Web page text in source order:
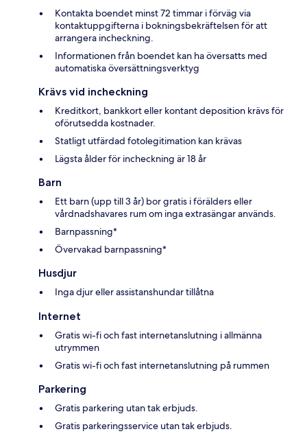
Kontakta boendet minst 72 timmar i förväg via
kontaktuppgifterna i bokningsbekräftelsen för att
arrangera incheckning.
Informationen från boendet kan ha översatts med
automatiska översättningsverktyg
Krävs vid incheckning
Kreditkort, bankkort eller kontant deposition krävs för
oförutsedda kostnader.
Statligt utfärdad fotolegitimation kan krävas
Lägsta ålder för incheckning är 18 år
Barn
Ett barn (upp till 3 år) bor gratis i förälders eller
vårdnadshavares rum om inga extrasängar används.
Barnpassning*
Övervakad barnpassning*
Husdjur
Inga djur eller assistanshundar tillåtna
Internet
Gratis wi-fi och fast internetanslutning i allmänna
utrymmen
Gratis wi-fi och fast internetanslutning på rummen
Parkering
Gratis parkering utan tak erbjuds.
Gratis parkeringsservice utan tak erbjuds.